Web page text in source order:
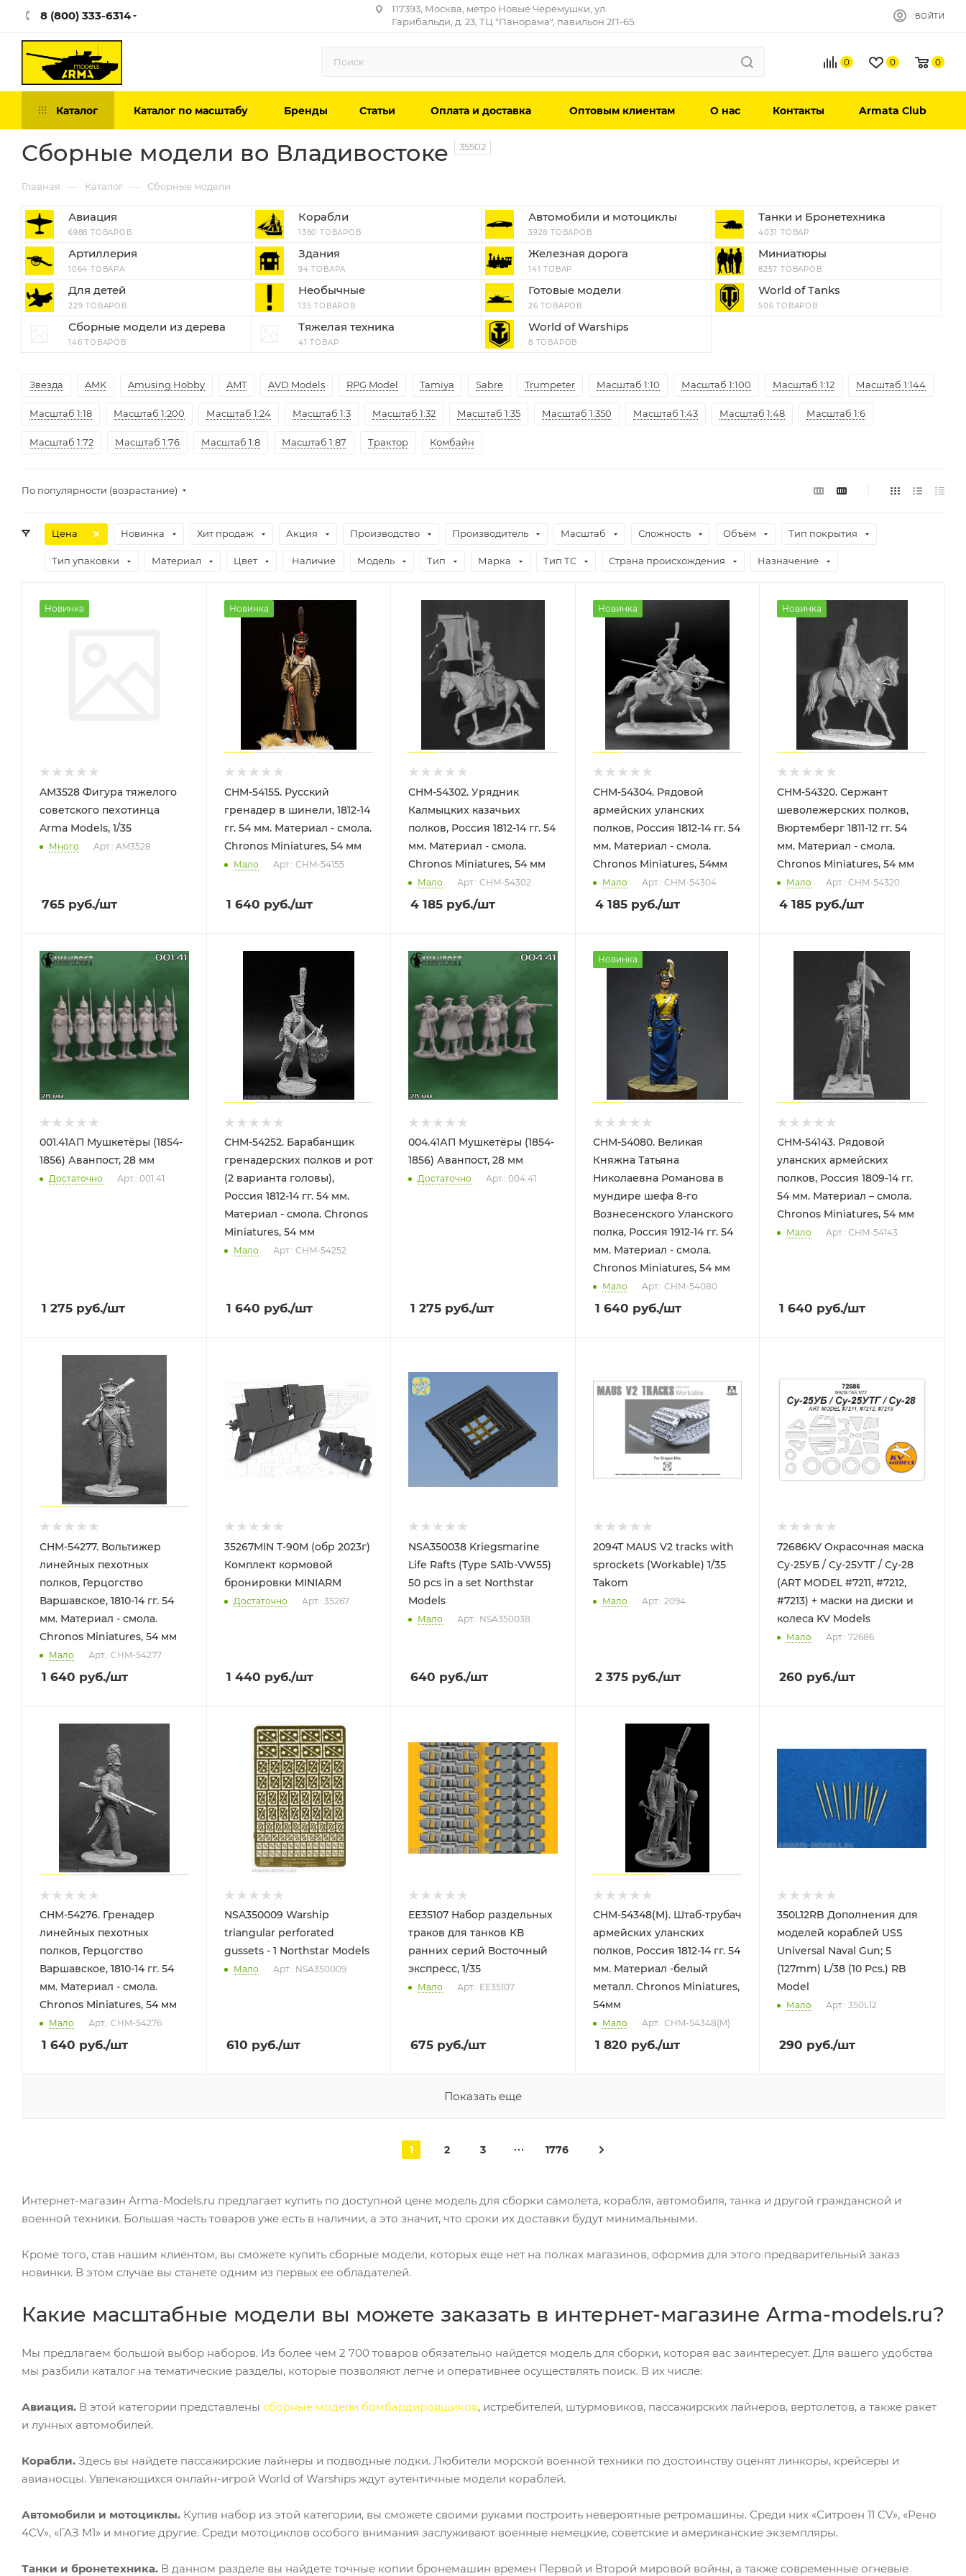
8 (800) 333-6314
117393, Москва, метро Новые Черемушки, ул.
Гарибальди, д. 23, ТЦ "Панорама", павильон 2П-65.
ВОЙТИ
0 0 0
Каталог Каталог по масштабу Бренды Статьи Оплата и доставка Оптовым клиентам О нас Контакты Armata Club
Сборные модели во Владивостоке 35502
Главная — Каталог — Сборные модели
Авиация
6988 ТОВАРОВ
Корабли
1380 ТОВАРОВ
Автомобили и мотоциклы
3928 ТОВАРОВ
Танки и Бронетехника
4031 ТОВАР
Артиллерия
1064 ТОВАРА
Здания
94 ТОВАРА
Железная дорога
141 ТОВАР
Миниатюры
8257 ТОВАРОВ
Для детей
229 ТОВАРОВ
Необычные
135 ТОВАРОВ
Готовые модели
26 ТОВАРОВ
World of Tanks
506 ТОВАРОВ
Сборные модели из дерева
146 ТОВАРОВ
Тяжелая техника
41 ТОВАР
World of Warships
8 ТОВАРОВ
Звезда AMK Amusing Hobby AMT AVD Models RPG Model Tamiya Sabre Trumpeter Масштаб 1:10 Масштаб 1:100 Масштаб 1:12 Масштаб 1:144
Масштаб 1:18 Масштаб 1:200 Масштаб 1:24 Масштаб 1:3 Масштаб 1:32 Масштаб 1:35 Масштаб 1:350 Масштаб 1:43 Масштаб 1:48 Масштаб 1:6
Масштаб 1:72 Масштаб 1:76 Масштаб 1:8 Масштаб 1:87 Трактор Комбайн
По популярности (возрастание)
Цена Новинка Хит продаж Акция Производство Производитель Масштаб Сложность Объём Тип покрытия
Тип упаковки Материал Цвет Наличие Модель Тип Марка Тип ТС Страна происхождения Назначение
Новинка
AM3528 Фигура тяжелого
советского пехотинца
Arma Models, 1/35
Много Арт.: AM3528
765 руб./шт
Новинка
CHM-54155. Русский
гренадер в шинели, 1812-14
гг. 54 мм. Материал - смола.
Chronos Miniatures, 54 мм
Мало Арт.: CHM-54155
1 640 руб./шт
CHM-54302. Урядник
Калмыцких казачьих
полков, Россия 1812-14 гг. 54
мм. Материал - смола.
Chronos Miniatures, 54 мм
Мало Арт.: CHM-54302
4 185 руб./шт
Новинка
CHM-54304. Рядовой
армейских уланских
полков, Россия 1812-14 гг. 54
мм. Материал - смола.
Chronos Miniatures, 54мм
Мало Арт.: CHM-54304
4 185руб./шт
Новинка
CHM-54320. Сержант
шеволежерских полков,
Вюртемберг 1811-12 гг. 54
мм. Материал - смола.
Chronos Miniatures, 54 мм
Мало Арт.: CHM-54320
4 185 руб./шт
001.41АП Мушкетёры (1854-
1856) Аванпост, 28 мм
Достаточно Арт.: 001.41
1 275 руб./шт
CHM-54252. Барабанщик
гренадерских полков и рот
(2 варианта головы),
Россия 1812-14 гг. 54 мм.
Материал - смола. Chronos
Miniatures, 54 мм
Мало Арт.: CHM-54252
1 640 руб./шт
004.41АП Мушкетёры (1854-
1856) Аванпост, 28 мм
Достаточно Арт.: 004.41
1 275 руб./шт
Новинка
CHM-54080. Великая
Княжна Татьяна
Николаевна Романова в
мундире шефа 8-го
Вознесенского Уланского
полка, Россия 1912-14 гг. 54
мм. Материал - смола.
Chronos Miniatures, 54 мм
Мало Арт.: CHM-54080
1 640 руб./шт
CHM-54143. Рядовой
уланских армейских
полков, Россия 1809-14 гг.
54 мм. Материал – смола.
Chronos Miniatures, 54 мм
Мало Арт.: CHM-54143
1 640 руб./шт
CHM-54277. Вольтижер
линейных пехотных
полков, Герцогство
Варшавское, 1810-14 гг. 54
мм. Материал - смола.
Chronos Miniatures, 54 мм
Мало Арт.: CHM-54277
1 640 руб./шт
35267MIN Т-90М (обр 2023г)
Комплект кормовой
бронировки MINIARM
Достаточно Арт.: 35267
1 440 руб./шт
NSA350038 Kriegsmarine
Life Rafts (Type SA1b-VW55)
50 pcs in a set Northstar
Models
Мало Арт.: NSA350038
640 руб./шт
2094Т MAUS V2 tracks with
sprockets (Workable) 1/35
Takom
Мало Арт.: 2094
2 375руб./шт
72686KV Окрасочная маска
Су-25УБ / Су-25УТГ / Су-28
(ART MODEL #7211, #7212,
#7213) + маски на диски и
колеса KV Models
Мало Арт.: 72686
260 руб./шт
CHM-54276. Гренадер
линейных пехотных
полков, Герцогство
Варшавское, 1810-14 гг. 54
мм. Материал - смола.
Chronos Miniatures, 54 мм
Мало Арт.: CHM-54276
1 640 руб./шт
NSA350009 Warship
triangular perforated
gussets - 1 Northstar Models
Мало Арт.: NSA350009
610 руб./шт
ЕЕ35107 Набор раздельных
траков для танков КВ
ранних серий Восточный
экспресс, 1/35
Мало Арт.: ЕЕ35107
675 руб./шт
CHM-54348(M). Штаб-трубач
армейских уланских
полков, Россия 1812-14 гг. 54
мм. Материал -белый
металл. Chronos Miniatures,
54мм
Мало Арт.: CHM-54348(M)
1 820 руб./шт
350L12RB Дополнения для
моделей кораблей USS
Universal Naval Gun; 5
(127mm) L/38 (10 Pcs.) RB
Model
Мало Арт.: 350L12
290 руб./шт
Показать еще
1 2 3 1776
Интернет-магазин Arma-Models.ru предлагает купить по доступной цене модель для сборки самолета, корабля, автомобиля, танка и другой гражданской и
военной техники. Большая часть товаров уже есть в наличии, а это значит, что сроки их доставки будут минимальными.
Кроме того, став нашим клиентом, вы сможете купить сборные модели, которых еще нет на полках магазинов, оформив для этого предварительный заказ
новинки. В этом случае вы станете одним из первых ее обладателей.
Какие масштабные модели вы можете заказать в интернет-магазине Arma-models.ru?
Мы предлагаем большой выбор наборов. Из более чем 2 700 товаров обязательно найдется модель для сборки, которая вас заинтересует. Для вашего удобства
мы разбили каталог на тематические разделы, которые позволяют легче и оперативнее осуществлять поиск. В их числе:
Авиация. В этой категории представлены сборные модели бомбардировщиков, истребителей, штурмовиков, пассажирских лайнеров, вертолетов, а также ракет
и лунных автомобилей.
Корабли. Здесь вы найдете пассажирские лайнеры и подводные лодки. Любители морской военной техники по достоинству оценят линкоры, крейсеры и
авианосцы. Увлекающихся онлайн-игрой World of Warships ждут аутентичные модели кораблей.
Автомобили и мотоциклы. Купив набор из этой категории, вы сможете своими руками построить невероятные ретромашины. Среди них «Ситроен 11 CV», «Рено
4CV», «ГАЗ М1» и многие другие. Среди мотоциклов особого внимания заслуживают военные немецкие, советские и американские экземпляры.
Танки и бронетехника. В данном разделе вы найдете точные копии бронемашин времен Первой и Второй мировой войны, а также современные огневые